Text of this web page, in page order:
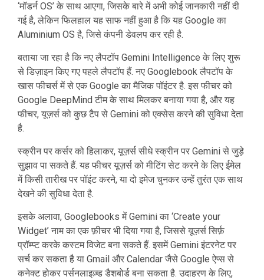
‘मॉडर्न OS’ के साथ आएगा, जिसके बारे में अभी कोई जानकारी नहीं दी
गई है, लेकिन फिलहाल यह साफ नहीं हुआ है कि यह Google का
Aluminium OS है, जिसे कंपनी डेवलप कर रही है.
बताया जा रहा है कि नए लैपटॉप Gemini Intelligence के लिए शुरू
से डिज़ाइन किए गए पहले लैपटॉप हैं. नए Googlebook लैपटॉप के
खास फीचर्स में से एक Google का मैजिक पॉइंटर है. इस फीचर को
Google DeepMind टीम के साथ मिलकर बनाया गया है, और यह
फीचर, यूज़र्स को कुछ टैप से Gemini को एक्सेस करने की सुविधा देता
है.
स्क्रीन पर कर्सर को हिलाकर, यूज़र्स सीधे स्क्रीन पर Gemini से जुड़े
सुझाव पा सकते हैं. यह फीचर यूज़र्स को मीटिंग सेट करने के लिए ईमेल
में किसी तारीख पर पॉइंट करने, या दो इमेज चुनकर उन्हें तुरंत एक साथ
देखने की सुविधा देता है.
इसके अलावा, Googlebooks में Gemini का ‘Create your
Widget’ नाम का एक फ़ीचर भी दिया गया है, जिससे यूज़र्स सिर्फ़
प्रॉम्प्ट करके कस्टम विजेट बना सकते हैं. इसमें Gemini इंटरनेट पर
सर्च कर सकता है या Gmail और Calendar जैसे Google ऐप्स से
कनेक्ट होकर पर्सनलाइज़्ड डैशबोर्ड बना सकता है. उदाहरण के लिए,